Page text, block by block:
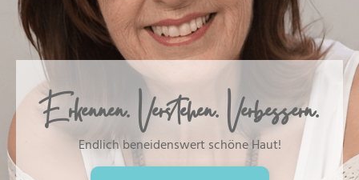
Erkennen. Verstehen. Verbessern.
Endlich beneidenswert schöne Haut!